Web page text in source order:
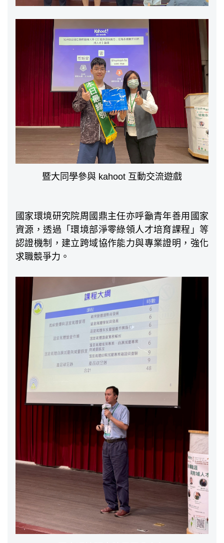
暨大同學參與 kahoot 互動交流遊戲
國家環境研究院周國鼎主任亦呼籲青年善用國家
資源，透過「環境部淨零綠領人才培育課程」等
認證機制，建立跨域協作能力與專業證明，強化
求職競爭力。